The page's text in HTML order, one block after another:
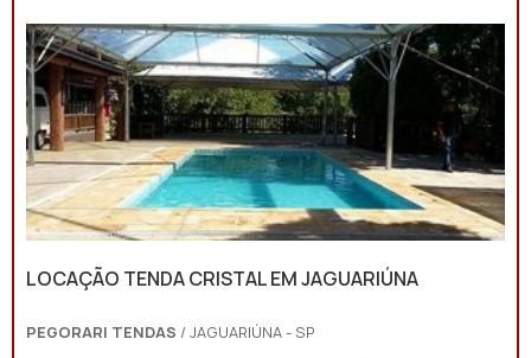
LOCAÇÃO TENDA CRISTAL EM JAGUARIÚNA
PEGORARI TENDAS / JAGUARIÚNA - SP